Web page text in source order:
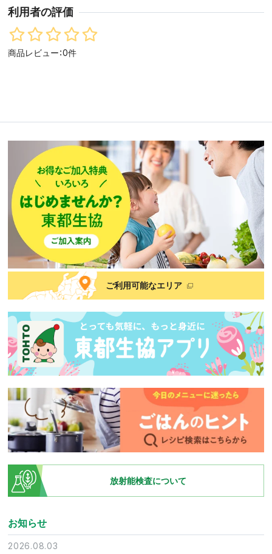
利用者の評価
商品レビュー：0件
ご利用可能なエリア
放射能検査について
お知らせ
2026.08.03